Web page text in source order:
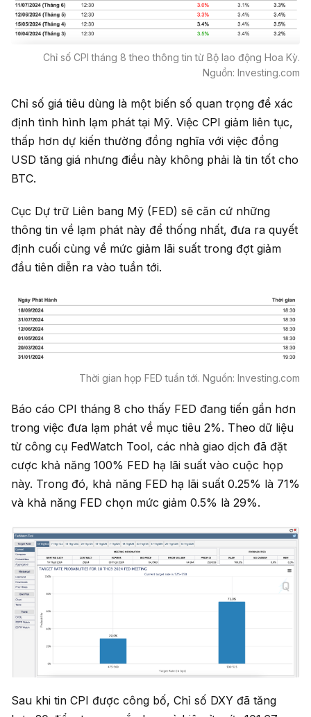
Chỉ số CPI tháng 8 theo thông tin từ Bộ lao động Hoa Kỳ.
Nguồn: Investing.com
Chỉ số giá tiêu dùng là một biến số quan trọng để xác
định tình hình lạm phát tại Mỹ. Việc CPI giảm liên tục,
thấp hơn dự kiến thường đồng nghĩa với việc đồng
USD tăng giá nhưng điều này không phải là tin tốt cho
BTC.
Cục Dự trữ Liên bang Mỹ (FED) sẽ căn cứ những
thông tin về lạm phát này để thống nhất, đưa ra quyết
định cuối cùng về mức giảm lãi suất trong đợt giảm
đầu tiên diễn ra vào tuần tới.
Thời gian họp FED tuần tới. Nguồn: Investing.com
Báo cáo CPI tháng 8 cho thấy FED đang tiến gần hơn
trong việc đưa lạm phát về mục tiêu 2%. Theo dữ liệu
từ công cụ FedWatch Tool, các nhà giao dịch đã đặt
cược khả năng 100% FED hạ lãi suất vào cuộc họp
này. Trong đó, khả năng FED hạ lãi suất 0.25% là 71%
và khả năng FED chọn mức giảm 0.5% là 29%.
Sau khi tin CPI được công bố, Chỉ số DXY đã tăng